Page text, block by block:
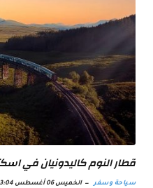
قطار النوم كاليدونيان في
سياحة وسفر الخميس 06 أغسطس 3:04 م